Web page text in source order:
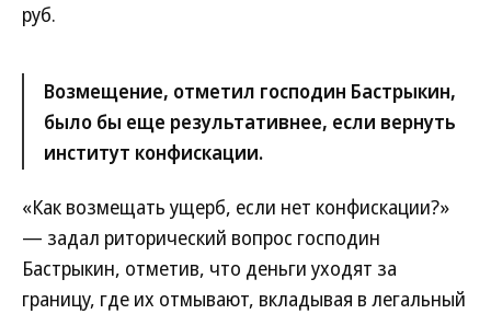
руб.
Возмещение, отметил господин Бастрыкин,
было бы еще результативнее, если вернуть
институт конфискации.
«Как возмещать ущерб, если нет конфискации?»
— задал риторический вопрос господин
Бастрыкин, отметив, что деньги уходят за
границу, где их отмывают, вкладывая в легальный